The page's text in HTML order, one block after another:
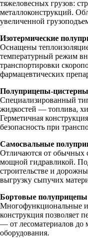
тяжеловесных грузов:
металлоконструкций.
увеличенной
Изотермические
Оснащены
температурный режим
транспортировки
фармацевтических
Полуприцепы-цистерны
Специализированный
жидкостей — топлива,
Герметичная
безопасность при
Самосвальные
Отличаются от обычных
мощной гидравликой.
строительстве и
выгрузку сыпучих
Бортовые полуприцепы
Многофункциональные
конструкция позволяет
— от лесоматериалов до
оборудования.